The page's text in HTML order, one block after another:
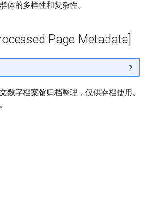
体的多样性和复杂性。
Page Metadata]
数字档案馆归档整理，仅供存档使用。